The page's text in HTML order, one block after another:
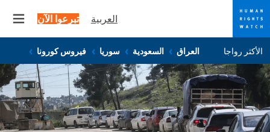
Skip
to
cookie
privacy
notice
Skip
to
main
content
العربية تبرعوا الآن
الأكثر رواجا العراق السعودية سوريا فيروس كورونا